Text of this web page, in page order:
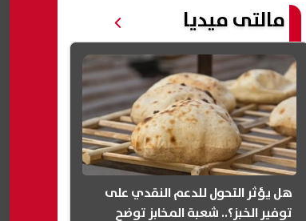
مالتى ميديا
هل يؤثر التحول للدعم النقدي على
توفير الخبز؟.. شعبة المخابز توضح